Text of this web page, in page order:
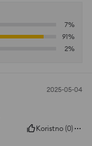
7%
91%
2%
2025-05-04
Koristno (0)